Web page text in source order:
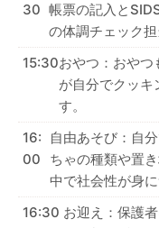
30 帳票の記入と
の体調チェック担
15:30おやつ：おやつ
が自分でクッキ
す。
16:
00
自由あそび：自
ちゃの種類や置
中で社会性が身
16:30 お迎え：保護